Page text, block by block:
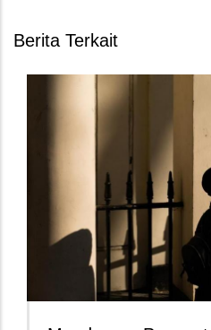
Berita Terkait